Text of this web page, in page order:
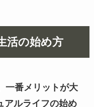
活の始め方
一番メリットが大
アルライフの始め